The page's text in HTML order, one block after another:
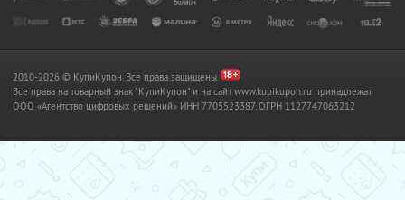
2010-2026 © КупиКупон. Все права защищены.
Все права на товарный знак "КупиКупон" и на сайт www.kupikupon.ru принадлежат
OOO «Агентство цифровых решений» ИНН 7705523387, ОГРН 1127747063212